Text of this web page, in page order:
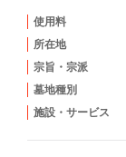
使用料
所在地
宗旨・宗派
墓地種別
施設・サービス